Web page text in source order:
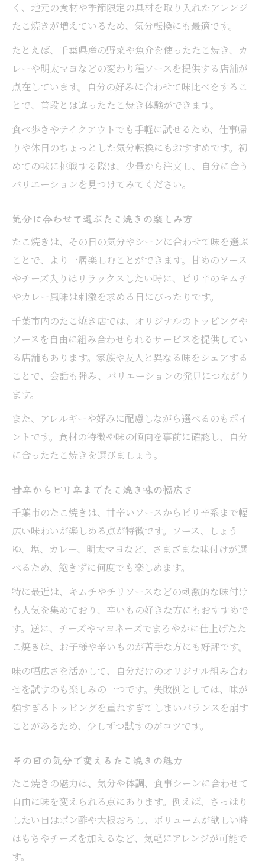
く、地元の食材や季節限定の具材を取り入れたアレンジ
たこ焼きが増えているため、気分転換にも最適です。
たとえば、千葉県産の野菜や魚介を使ったたこ焼き、カ
レーや明太マヨなどの変わり種ソースを提供する店舗が
点在しています。自分の好みに合わせて味比べをするこ
とで、普段とは違ったたこ焼き体験ができます。
食べ歩きやテイクアウトでも手軽に試せるため、仕事帰
りや休日のちょっとした気分転換にもおすすめです。初
めての味に挑戦する際は、少量から注文し、自分に合う
バリエーションを見つけてみてください。
気分に合わせて選ぶたこ焼きの楽しみ方
たこ焼きは、その日の気分やシーンに合わせて味を選ぶ
ことで、より一層楽しむことができます。甘めのソース
やチーズ入りはリラックスしたい時に、ピリ辛のキムチ
やカレー風味は刺激を求める日にぴったりです。
千葉市内のたこ焼き店では、オリジナルのトッピングや
ソースを自由に組み合わせられるサービスを提供してい
る店舗もあります。家族や友人と異なる味をシェアする
ことで、会話も弾み、バリエーションの発見につながり
ます。
また、アレルギーや好みに配慮しながら選べるのもポイ
ントです。食材の特徴や味の傾向を事前に確認し、自分
に合ったたこ焼きを選びましょう。
甘辛からピリ辛までたこ焼き味の幅広さ
千葉市のたこ焼きは、甘辛いソースからピリ辛系まで幅
広い味わいが楽しめる点が特徴です。ソース、しょう
ゆ、塩、カレー、明太マヨなど、さまざまな味付けが選
べるため、飽きずに何度でも楽しめます。
特に最近は、キムチやチリソースなどの刺激的な味付け
も人気を集めており、辛いもの好きな方にもおすすめで
す。逆に、チーズやマヨネーズでまろやかに仕上げたた
こ焼きは、お子様や辛いものが苦手な方にも好評です。
味の幅広さを活かして、自分だけのオリジナル組み合わ
せを試すのも楽しみの一つです。失敗例としては、味が
強すぎるトッピングを重ねすぎてしまいバランスを崩す
ことがあるため、少しずつ試すのがコツです。
その日の気分で変えるたこ焼きの魅力
たこ焼きの魅力は、気分や体調、食事シーンに合わせて
自由に味を変えられる点にあります。例えば、さっぱり
したい日はポン酢や大根おろし、ボリュームが欲しい時
はもちやチーズを加えるなど、気軽にアレンジが可能で
す。